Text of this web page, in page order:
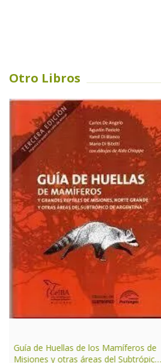
Otro Libros
Guía de Huellas de los Mamíferos de
Misiones y otras áreas del Subtrópico